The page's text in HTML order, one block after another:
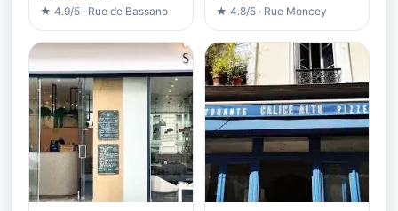
★ 4.9/5 · Rue de Bassano ★ 4.8/5 · Rue Moncey